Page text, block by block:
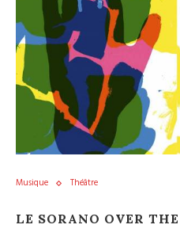
Musique Théâtre
LE SORANO OVER